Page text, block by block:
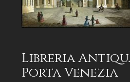
Libreria
Porta Venezia